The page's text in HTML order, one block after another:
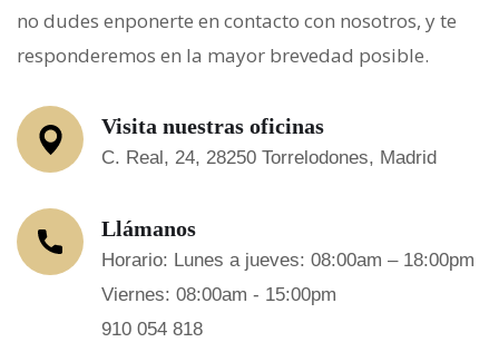
no dudes enponerte en contacto con nosotros, y te
responderemos en la mayor brevedad posible.
Visita nuestras oficinas
C. Real, 24, 28250 Torrelodones, Madrid
Llámanos
Horario: Lunes a jueves: 08:00am – 18:00pm
Viernes: 08:00am - 15:00pm
910 054 818